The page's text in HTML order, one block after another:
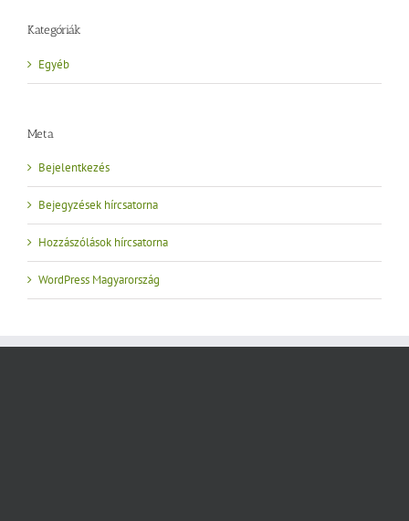
Kategóriák
Egyéb
Meta
Bejelentkezés
Bejegyzések hírcsatorna
Hozzászólások hírcsatorna
WordPress Magyarország